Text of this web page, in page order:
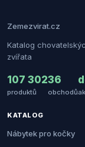
Zemezvirat.cz
Katalog
zvířata
107 302
produktů
36
obchodů
KATALOG
Nábytek pro kočky